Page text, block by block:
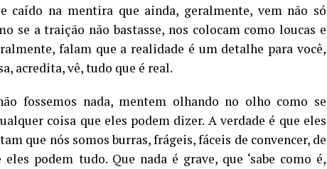
caído na mentira que ainda, geralmente, vem não só
se a traição não bastasse, nos colocam como loucas e
falam que a realidade é um detalhe para você,
acredita, vê, tudo que é real.
fossemos nada, mentem olhando no olho como se
coisa que eles podem dizer. A verdade é que eles
que nós somos burras, frágeis, fáceis de convencer, de
podem tudo. Que nada é grave, que ‘sabe como é,